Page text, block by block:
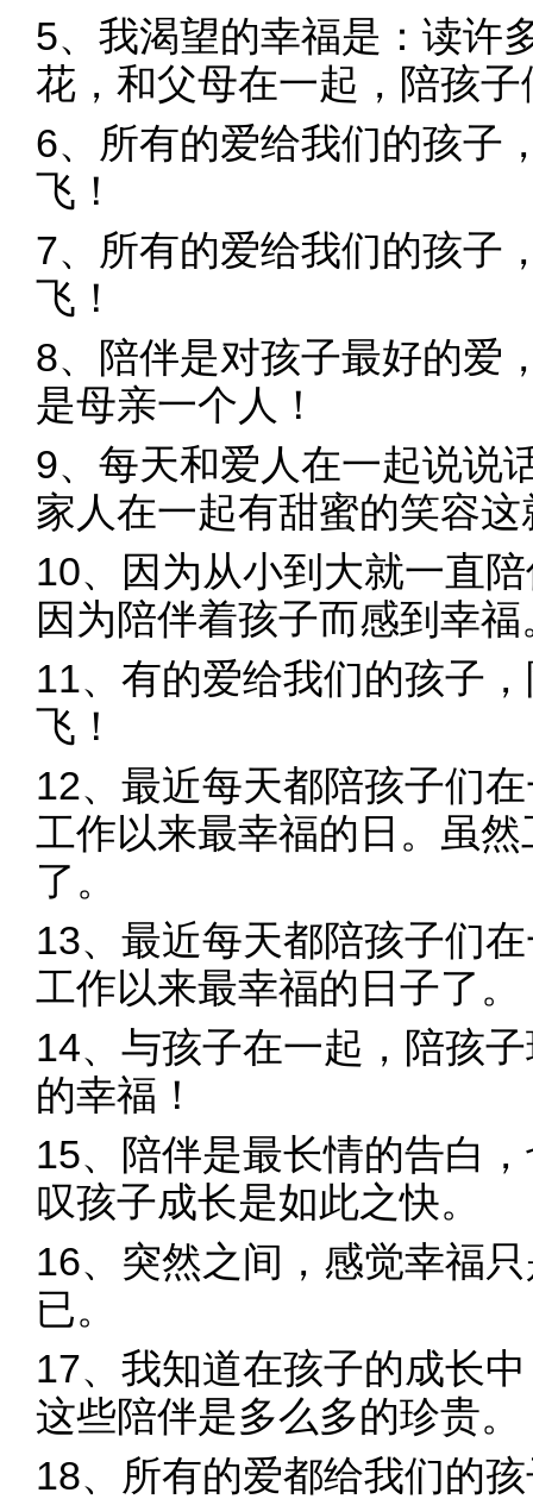
5、我渴望的幸福是：读许
花，和父母在一起，陪孩
6、所有的爱给我们的孩子
飞！
7、所有的爱给我们的孩子
飞！
8、陪伴是对孩子最好的爱
是母亲一个人！
9、每天和爱人在一起说说
家人在一起有甜蜜的笑容
10、因为从小到大就一直
因为陪伴着孩子而感到幸福
11、有的爱给我们的孩子
飞！
12、最近每天都陪孩子们
工作以来最幸福的日。虽
了。
13、最近每天都陪孩子们
工作以来最幸福的日子了。
14、与孩子在一起，陪孩
的幸福！
15、陪伴是最长情的告白
叹孩子成长是如此之快。
16、突然之间，感觉幸福
已。
17、我知道在孩子的成长
这些陪伴是多么多的珍贵。
18、所有的爱都给我们的